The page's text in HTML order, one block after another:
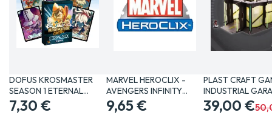
DOFUS KROSMASTER
SEASON 1 ETERNAL
DECK…
7,30 €
MARVEL HEROCLIX -
AVENGERS INFINITY
SET…
9,65 €
PLAST CRAFT
INDUSTRIAL
JUEGOS…
39,00 €